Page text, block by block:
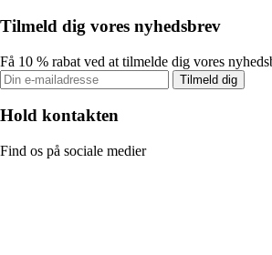
Tilmeld dig vores nyhedsbrev
Få 10 % rabat ved at tilmelde dig vores
Tilmeld dig
Hold kontakten
Find os på sociale medier